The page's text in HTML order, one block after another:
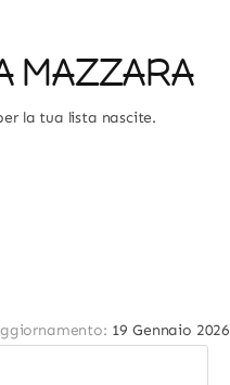
MAZZARA
la tua lista nascite.
19 Gennaio 2026